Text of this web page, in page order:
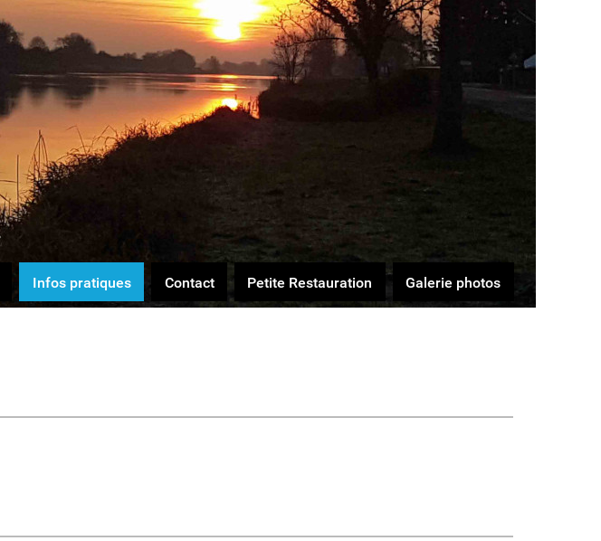
Infos pratiques Contact Petite Restauration Galerie photos